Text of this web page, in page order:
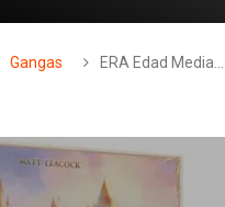
Gangas ERA Edad Media…